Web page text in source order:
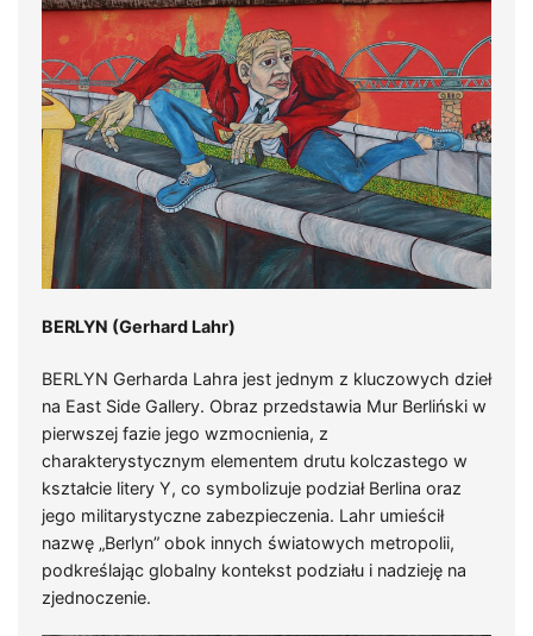
BERLYN (Gerhard Lahr)
BERLYN Gerharda Lahra jest jednym z kluczowych dzieł
na East Side Gallery. Obraz przedstawia Mur Berliński w
pierwszej fazie jego wzmocnienia, z
charakterystycznym elementem drutu kolczastego w
kształcie litery Y, co symbolizuje podział Berlina oraz
jego militarystyczne zabezpieczenia. Lahr umieścił
nazwę „Berlyn” obok innych światowych metropolii,
podkreślając globalny kontekst podziału i nadzieję na
zjednoczenie.